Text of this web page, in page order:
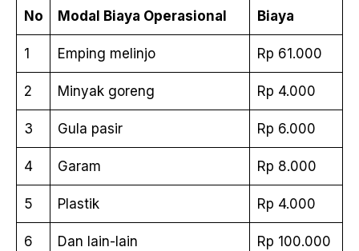
No Modal Biaya Operasional Biaya
1 Emping melinjo Rp 61.000
2 Minyak goreng Rp 4.000
3 Gula pasir Rp 6.000
4 Garam Rp 8.000
5 Plastik Rp 4.000
6 Dan lain-lain Rp 100.000